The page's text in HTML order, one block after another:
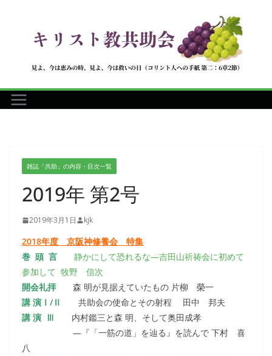
へ
ス
雑誌「共助」の内容・目次一覧
2019年 第2号
2019年3月1日 kjk
2018年度 京阪神修養会 特集
巻 頭 言
静かにして恐れるな―吉田山祈祷会に初めて
参加して 牧野 信次
開会礼拝 森 明が見据えていたもの 片柳 榮一
講 演Ⅰ/Ⅱ
共助会の使命とその射程 田中 邦夫
講 演 Ⅲ
内村鑑三と森 明、そして奥田成孝
―『「一筋の道」を辿る』を読んで 下村 喜
八